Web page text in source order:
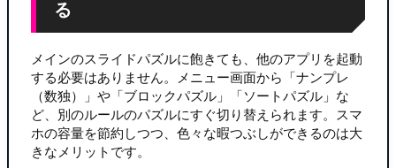
る
メインのスライドパズルに飽きても、他のアプリを起動
する必要はありません。メニュー画面から「ナンプレ
（数独）」や「ブロックパズル」「ソートパズル」な
ど、別のルールのパズルにすぐ切り替えられます。スマ
ホの容量を節約しつつ、色々な暇つぶしができるのは大
きなメリットです。